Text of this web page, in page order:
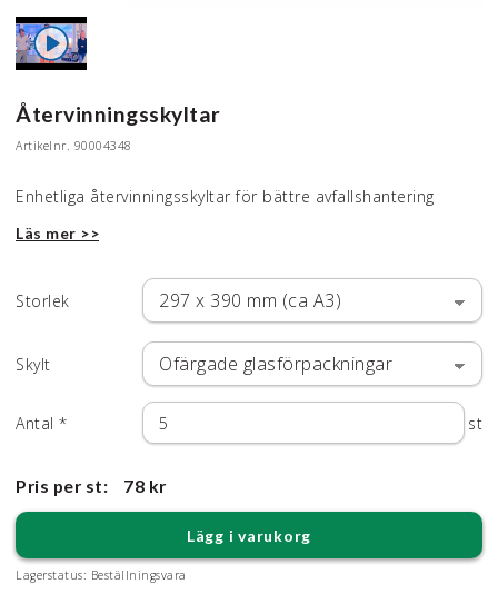
Återvinningsskyltar
Artikelnr. 90004348
Enhetliga återvinningsskyltar för bättre avfallshantering
Läs mer >>
Storlek
Skylt
Antal * st
Pris per st: 78 kr
Lägg i varukorg
Lagerstatus: Beställningsvara